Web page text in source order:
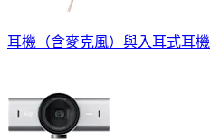
耳機（含麥克風）與入耳式耳機